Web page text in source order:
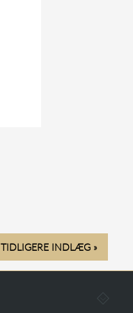
TIDLIGERE INDLÆG »